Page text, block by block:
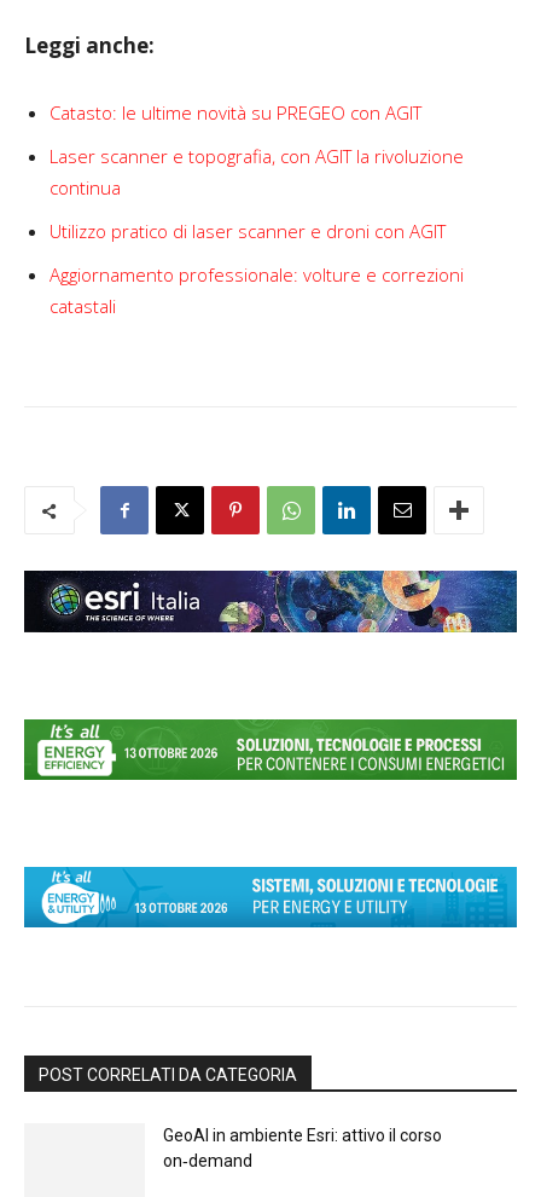
Leggi anche:
Catasto: le ultime novità su PREGEO con AGIT
Laser scanner e topografia, con AGIT la rivoluzione
continua
Utilizzo pratico di laser scanner e droni con AGIT
Aggiornamento professionale: volture e correzioni
catastali
POST CORRELATI DA CATEGORIA
GeoAI in ambiente Esri: attivo il corso
on‑demand